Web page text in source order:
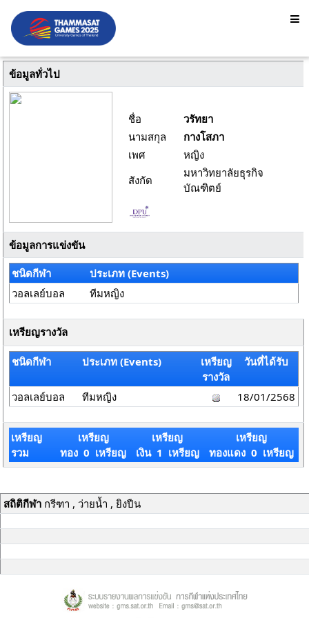
ข้อมูลทั่วไป
ชื่อ
วรัทยา
นามสกุล
กางโสภา
เพศ
หญิง
สังกัด
มหาวิทยาลัยธุรกิจ
บัณฑิตย์
ข้อมูลการแข่งขัน
ชนิดกีฬา
ประเภท (Events)
วอลเลย์บอล
ทีมหญิง
เหรียญรางวัล
ชนิดกีฬา ประเภท (Events)
เหรียญ
รางวัล
วันที่ได้รับ
วอลเลย์บอล ทีมหญิง 18/01/2568
เหรียญ
รวม
เหรียญ
ทอง 0 เหรียญ
เหรียญ
เงิน 1 เหรียญ
เหรียญ
ทองแดง 0 เหรียญ
สถิติกีฬากรีฑา , ว่ายน้ำ , ยิงปืน